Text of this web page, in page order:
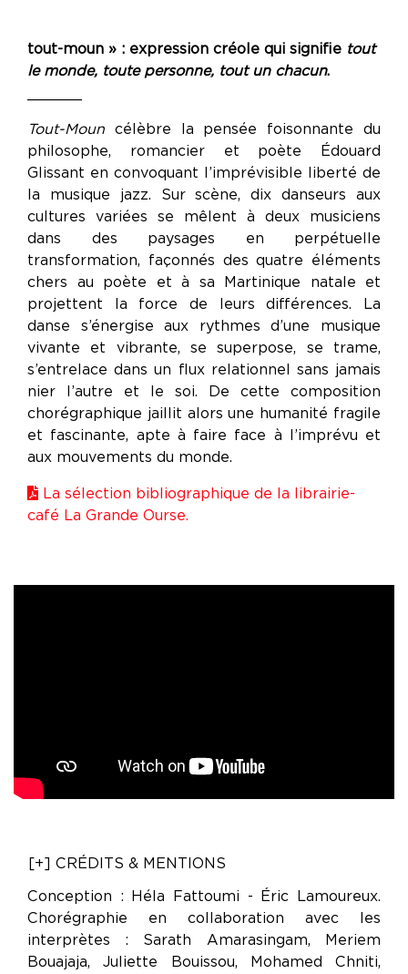
tout-moun » : expression créole qui signifie tout
le monde, toute personne, tout un chacun.
Tout-Moun célèbre la pensée foisonnante du
philosophe, romancier et poète Édouard
Glissant en convoquant l’imprévisible liberté de
la musique jazz. Sur scène, dix danseurs aux
cultures variées se mêlent à deux musiciens
dans des paysages en perpétuelle
transformation, façonnés des quatre éléments
chers au poète et à sa Martinique natale et
projettent la force de leurs différences. La
danse s’énergise aux rythmes d’une musique
vivante et vibrante, se superpose, se trame,
s’entrelace dans un flux relationnel sans jamais
nier l’autre et le soi. De cette composition
chorégraphique jaillit alors une humanité fragile
et fascinante, apte à faire face à l’imprévu et
aux mouvements du monde.
La sélection bibliographique de la librairie-
café La Grande Ourse.
[+] CRÉDITS & MENTIONS
Conception : Héla Fattoumi - Éric Lamoureux.
Chorégraphie en collaboration avec les
interprètes : Sarath Amarasingam, Meriem
Bouajaja, Juliette Bouissou, Mohamed Chniti,